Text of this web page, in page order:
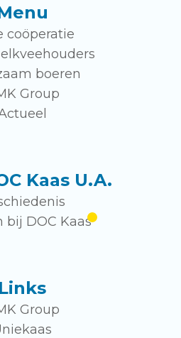
coöperatie
boeren
Group
Kaas U.A.
bij DOC Kaas
Links
Group